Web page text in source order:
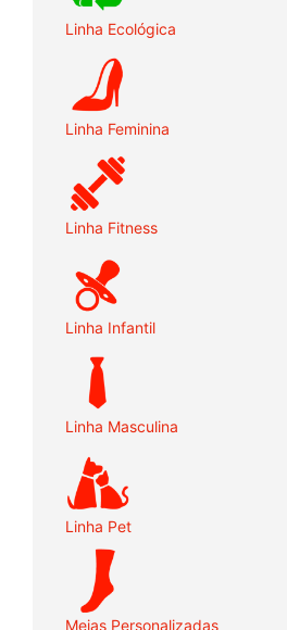
Linha Ecológica
Linha Feminina
Linha Fitness
Linha Infantil
Linha Masculina
Linha Pet
Meias Personalizadas